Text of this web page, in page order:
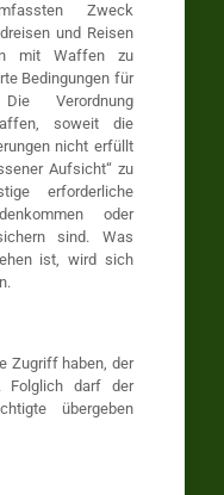
Zweck
und Reisen
mit Waffen zu
Bedingungen für
Verordnung
soweit die
nicht erfüllt
Aufsicht“ zu
erforderliche
oder
sind. Was
ist, wird sich
Zugriff haben, der
Folglich darf der
übergeben